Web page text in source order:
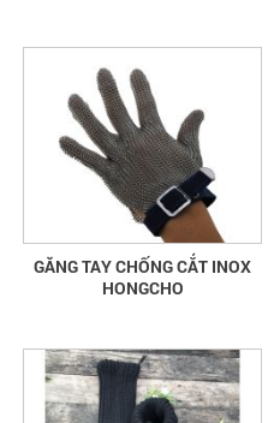
GĂNG TAY CHỐNG CẮT INOX
HONGCHO